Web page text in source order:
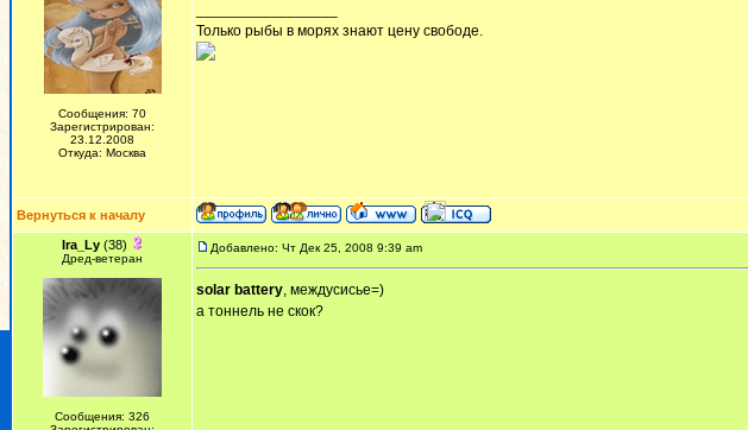
Сообщения: 70
Зарегистрирован:
23.12.2008
Откуда: Москва
Только рыбы в морях знают цену свободе.
Вернуться к началу
Ira_Ly(38)
Дред-ветеран
Сообщения: 326
Добавлено: Чт Дек 25, 2008 9:39 am
solar battery, междусисье=)
а тоннель не скок?